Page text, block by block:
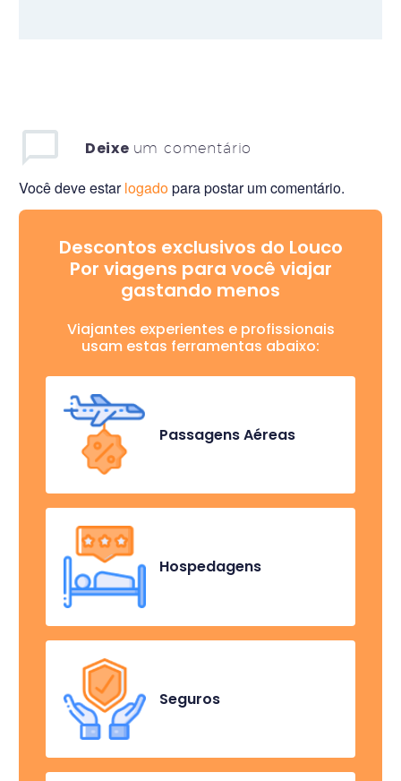
Deixe um comentário
Você deve estarlogadopara postar um comentário.
Descontos exclusivos do Louco
Por viagens para você viajar
gastando menos
Viajantes experientes e profissionais
usam estas ferramentas abaixo:
Passagens Aéreas
Hospedagens
Seguros